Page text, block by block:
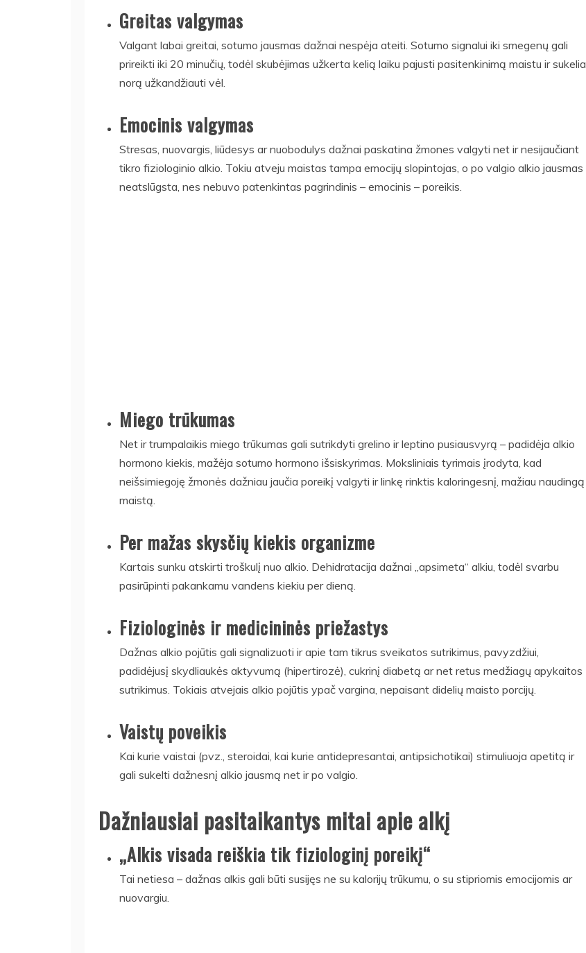
Greitas valgymas
Valgant labai greitai, sotumo jausmas dažnai nespėja ateiti. Sotumo signalui iki smegenų gali
prireikti iki 20 minučių, todėl skubėjimas užkerta kelią laiku pajusti pasitenkinimą maistu ir sukelia
norą užkandžiauti vėl.
Emocinis valgymas
Stresas, nuovargis, liūdesys ar nuobodulys dažnai paskatina žmones valgyti net ir nesijaučiant
tikro fiziologinio alkio. Tokiu atveju maistas tampa emocijų slopintojas, o po valgio alkio jausmas
neatslūgsta, nes nebuvo patenkintas pagrindinis – emocinis – poreikis.
Miego trūkumas
Net ir trumpalaikis miego trūkumas gali sutrikdyti grelino ir leptino pusiausvyrą – padidėja alkio
hormono kiekis, mažėja sotumo hormono išsiskyrimas. Moksliniais tyrimais įrodyta, kad
neišsimiegoję žmonės dažniau jaučia poreikį valgyti ir linkę rinktis kaloringesnį, mažiau naudingą
maistą.
Per mažas skysčių kiekis organizme
Kartais sunku atskirti troškulį nuo alkio. Dehidratacija dažnai „apsimeta“ alkiu, todėl svarbu
pasirūpinti pakankamu vandens kiekiu per dieną.
Fiziologinės ir medicininės priežastys
Dažnas alkio pojūtis gali signalizuoti ir apie tam tikrus sveikatos sutrikimus, pavyzdžiui,
padidėjusį skydliaukės aktyvumą (hipertirozė), cukrinį diabetą ar net retus medžiagų apykaitos
sutrikimus. Tokiais atvejais alkio pojūtis ypač vargina, nepaisant didelių maisto porcijų.
Vaistų poveikis
Kai kurie vaistai (pvz., steroidai, kai kurie antidepresantai, antipsichotikai) stimuliuoja apetitą ir
gali sukelti dažnesnį alkio jausmą net ir po valgio.
Dažniausiai pasitaikantys mitai apie alkį
„Alkis visada reiškia tik fiziologinį poreikį“
Tai netiesa – dažnas alkis gali būti susijęs ne su kalorijų trūkumu, o su stipriomis emocijomis ar
nuovargiu.